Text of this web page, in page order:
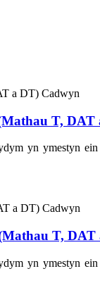
T, DAT
yn ymestyn
T, DAT
yn ymestyn